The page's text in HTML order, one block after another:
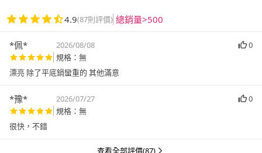
4.9(87則評價) 總銷量>500
*佩* 2026/08/08
0
規格：無
漂亮 除了平底鍋蠻重的 其他滿意
*豫* 2026/07/27
0
規格：無
查看全部評價(87)